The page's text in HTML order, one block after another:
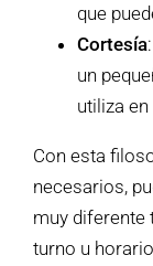
que
Cortesía
un
utiliza
Con esta
necesarios,
muy diferente
turno u